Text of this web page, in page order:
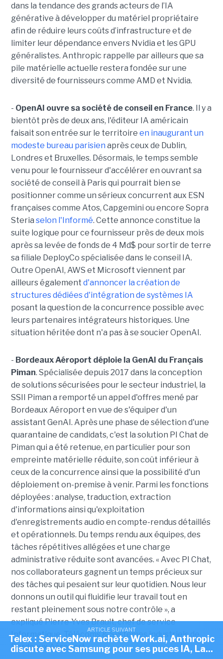
dans la tendance des grands acteurs de l’IA
générative à développer du matériel propriétaire
afin de réduire leurs coûts d’infrastructure et de
limiter leur dépendance envers Nvidia et les GPU
généralistes. Anthropic rappelle par ailleurs que sa
pile matérielle actuelle restera fondée sur une
diversité de fournisseurs comme AMD et Nvidia.
- OpenAI ouvre sa société de conseil en France. Il y a
bientôt près de deux ans, l'éditeur IA américain
faisait son entrée sur le territoire en inaugurant un
modeste bureau parisien après ceux de Dublin,
Londres et Bruxelles. Désormais, le temps semble
venu pour le fournisseur d'accélérer en ouvrant sa
société de conseil à Paris qui pourrait bien se
positionner comme un sérieux concurrent aux ESN
françaises comme Atos, Capgemini ou encore Sopra
Steria selon l'Informé. Cette annonce constitue la
suite logique pour ce fournisseur près de deux mois
après sa levée de fonds de 4 Md$ pour sortir de terre
sa filiale DeployCo spécialisée dans le conseil IA.
Outre OpenAI, AWS et Microsoft viennent par
ailleurs également d'annoncer la création de
structures dédiées d'intégration de systèmes IA
posant la question de la concurrence possible avec
leurs partenaires intégrateurs historiques. Une
situation héritée dont n'a pas à se soucier OpenAI.
- Bordeaux Aéroport déploie la GenAI du Français
Piman. Spécialisée depuis 2017 dans la conception
de solutions sécurisées pour le secteur industriel, la
SSII Piman a remporté un appel d'offres mené par
Bordeaux Aéroport en vue de s'équiper d'un
assistant GenAI. Après une phase de sélection d'une
quarantaine de candidats, c'est la solution PI Chat de
Piman qui a été retenue, en particulier pour son
empreinte matérielle réduite, son coût inférieur à
ceux de la concurrence ainsi que la possibilité d'un
déploiement on-premise à venir. Parmi les fonctions
déployées : analyse, traduction, extraction
d'informations ainsi qu'exploitation
d'enregistrements audio en compte-rendus détaillés
et opérationnels. Du temps rendu aux équipes, des
tâches répétitives allégées et une charge
administrative réduite sont avancées. « Avec PI Chat,
nos collaborateurs gagnent un temps précieux sur
des tâches qui pesaient sur leur quotidien. Nous leur
donnons un outil qui fluidifie leur travail tout en
restant pleinement sous notre contrôle », a
expliqué Pierre-Yves Brault, chef de service
Informatique, Télécoms & Systèmes industriels de
Bordeaux Aéroport.
ARTICLE SUIVANT
Telex : ServiceNow rachète Work.ai, Anthropic
discute avec Samsung pour ses puces IA, La...